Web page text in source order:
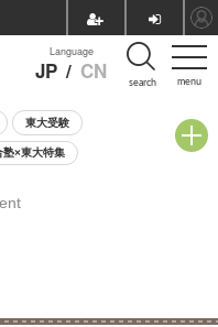
menu
Language
JP / CN search
東大受験
塾×東大特集
相談会